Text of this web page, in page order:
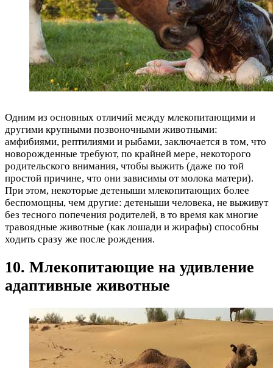
Одним из основных отличий между млекопитающими и
другими крупными позвоночными животными:
амфибиями, рептилиями и рыбами, заключается в том, что
новорожденные требуют, по крайней мере, некоторого
родительского внимания, чтобы выжить (даже по той
простой причине, что они зависимы от молока матери).
При этом, некоторые детеныши млекопитающих более
беспомощны, чем другие: детеныши человека, не выживут
без тесного попечения родителей, в то время как многие
травоядные животные (как лошади и жирафы) способны
ходить сразу же после рождения.
10. Млекопитающие на удивление
адаптивные животные